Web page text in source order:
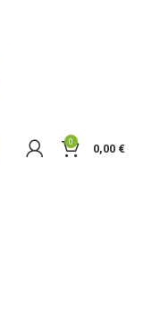
0 0,00 €